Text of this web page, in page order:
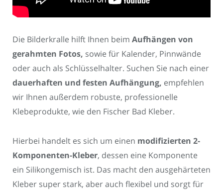
Die Bilderkralle hilft Ihnen beim Aufhängen von
gerahmten Fotos, sowie für Kalender, Pinnwände
oder auch als Schlüsselhalter. Suchen Sie nach einer
dauerhaften und festen Aufhängung, empfehlen
wir Ihnen außerdem robuste, professionelle
Klebeprodukte, wie den Fischer Bad Kleber.
Hierbei handelt es sich um einen modifizierten 2-
Komponenten-Kleber, dessen eine Komponente
ein Silikongemisch ist. Das macht den ausgehärteten
Kleber super stark, aber auch flexibel und sorgt für